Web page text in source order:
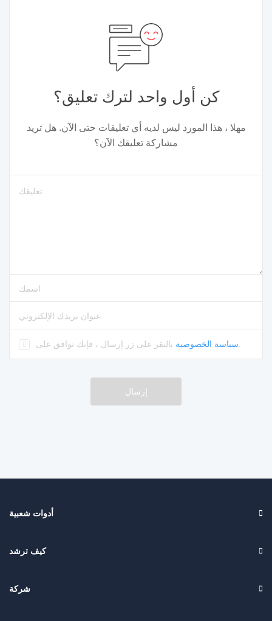
كن أول واحد لترك تعليق؟
مهلا ، هذا المورد ليس لديه أي تعليقات حتى الآن. هل تريد
مشاركة تعليقك الآن؟
الرجاء إدخال التعليقات
من فضلك أدخل إسمك
يرجى إدخال عنوان البريد الإلكتروني الصحيح
سياسة الخصوصية.
إرسال
أدوات شعبية
كيف ترشد
شركة